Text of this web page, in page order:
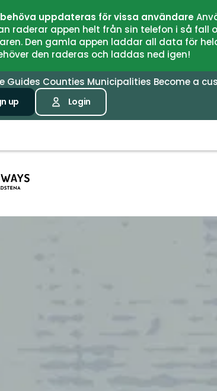
uppdateras för vissa användare
raderar appen helt från sin telefon i så
Den gamla appen laddar all data för
den raderas och laddas ned igen!
Guides Counties Municipalities Become a
up Login
Birgitta